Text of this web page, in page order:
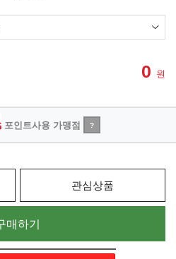
0 원
포인트사용 가맹점 ?
관심상품
매하기